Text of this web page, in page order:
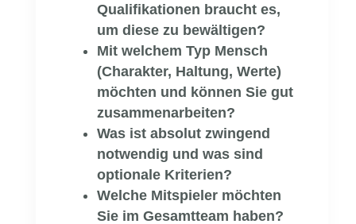
Qualifikationen braucht es,
um diese zu bewältigen?
Mit welchem Typ Mensch
(Charakter, Haltung, Werte)
möchten und können Sie gut
zusammenarbeiten?
Was ist absolut zwingend
notwendig und was sind
optionale Kriterien?
Welche Mitspieler möchten
Sie im Gesamtteam haben?